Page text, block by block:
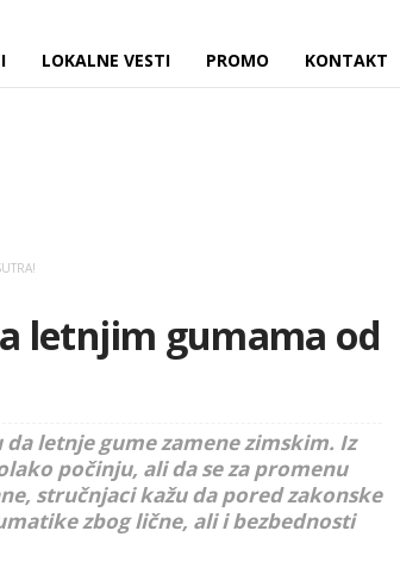
LOKALNE VESTI PROMO KONTAKT
letnjim gumama od
da letnje gume zamene zimskim. Iz
počinju, ali da se za promenu
stručnjaci kažu da pored zakonske
zbog lične, ali i bezbednosti